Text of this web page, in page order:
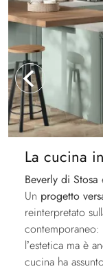
La cucina
Beverly di Stosa
Un progetto
reinterpretato
l’estetica ma è
cucina ha